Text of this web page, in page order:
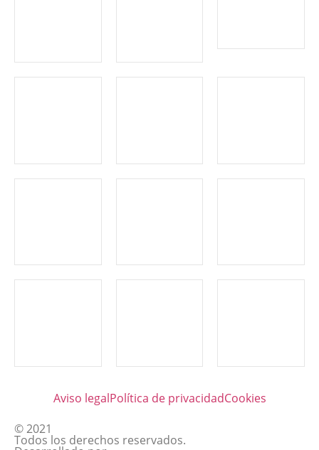
Aviso legalPolítica de privacidadCookies
© 2021
Todos los derechos reservados.